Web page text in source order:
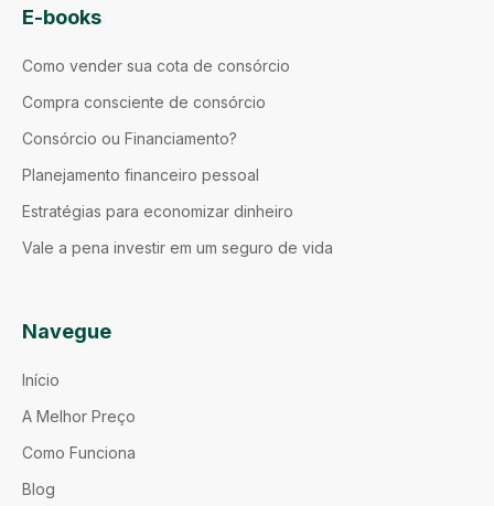
E-books
Como vender sua cota de consórcio
Compra consciente de consórcio
Consórcio ou Financiamento?
Planejamento financeiro pessoal
Estratégias para economizar dinheiro
Vale a pena investir em um seguro de vida
Navegue
Início
A Melhor Preço
Como Funciona
Blog